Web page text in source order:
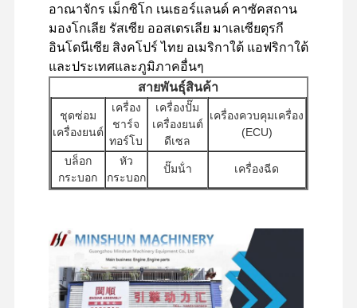
เครื่องยนต์ดีเซล
เครื่องยนต์มิตซูบิชิ
ชุดสร้างเครื่องยนต์ใหม่
ปั๊มฉีด
การประกอบเครื่องชาร์จ
ระบบควบคุมอิเล็กทรอนิกส์
ส่วนประกอบไฟฟ้าของเครื่องยนต์
อาณาจักร เม็กซิโก เนเธอร์แลนด์ คาซัคสถาน
มองโกเลีย รัสเซีย ออสเตรเลีย มาเลเซียตุรกี
อินโดนีเซีย สิงคโปร์ ไทย อเมริกาใต้ แอฟริกาใต้
และประเทศและภูมิภาคอื่นๆ
สายพันธุ์สินค้า
ชุดซ่อม
เครื่องยนต์
เครื่อง
ชาร์จ
ทอร์โบ
เครื่องปั๊ม
เครื่องยนต์
ดีเซล
เครื่องควบคุมเครื่อง
(ECU)
บล็อก
กระบอก
หัว
กระบอก
ปั๊มน้ํา เครื่องฉีด
เริ่มต้น
อื่น ๆ
กสําหรับเครื่องขุด
ส่วน
ประกอบ
หมุน
วาล์ว
กระจาย
รวม
เครื่องยนต์
ส่วนประกอบของ
ชาสซี่และอุปกรณ์
เสริมอื่น ๆ